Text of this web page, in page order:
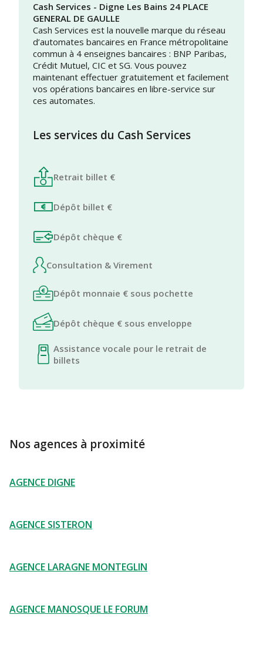
Cash Services - Digne Les Bains 24 PLACE
GENERAL DE GAULLE
Cash Services est la nouvelle marque du réseau
d’automates bancaires en France métropolitaine
commun à 4 enseignes bancaires : BNP Paribas,
Crédit Mutuel, CIC et SG. Vous pouvez
maintenant effectuer gratuitement et facilement
vos opérations bancaires en libre-service sur
ces automates.
Les services du Cash Services
Retrait billet €
Dépôt billet €
Dépôt chèque €
Consultation & Virement
Dépôt monnaie € sous pochette
Dépôt chèque € sous enveloppe
Assistance vocale pour le retrait de
billets
Nos agences à proximité
AGENCE DIGNE
AGENCE SISTERON
AGENCE LARAGNE MONTEGLIN
AGENCE MANOSQUE LE FORUM